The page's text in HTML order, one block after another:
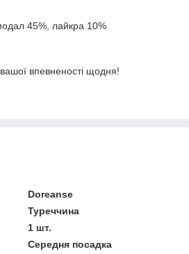
45%, лайкра 10%
впевненості щодня!
Doreanse
Туреччина
1 шт.
Середня посадка